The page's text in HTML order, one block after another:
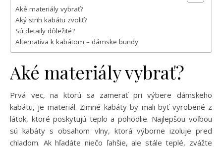
Aké materiály vybrať?
Aký strih kabátu zvoliť?
Sú detaily dôležité?
Alternatíva k kabátom – dámske bundy
Aké materiály vybrať?
Prvá vec, na ktorú sa zamerať pri výbere dámskeho
kabátu, je materiál. Zimné kabáty by mali byť vyrobené z
látok, ktoré poskytujú teplo a pohodlie. Najlepšou voľbou
sú kabáty s obsahom vlny, ktorá výborne izoluje pred
chladom. Ak hľadáte niečo ľahšie, ale stále teplé, zvážte